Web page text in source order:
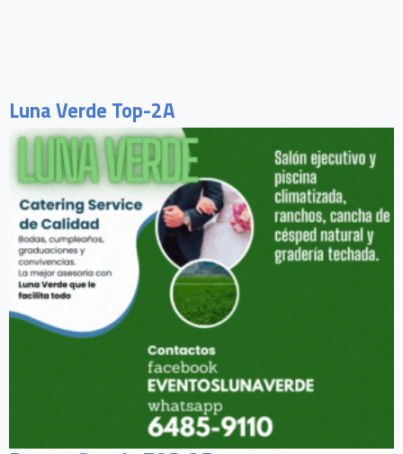
Luna Verde Top-2A